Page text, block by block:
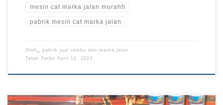
mesin cat marka jalan murahh
pabrik mesin cat marka jalan
Oleh␣ pabrik jual rambu dan marka jalan
Telah Terbit April 12, 2023